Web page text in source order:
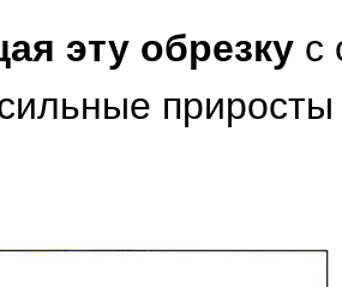
эту обрезку с